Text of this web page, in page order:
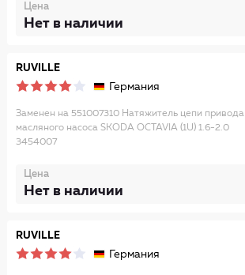
Цена
Нет в наличии
RUVILLE
Германия
Заменен на 551007310 Натяжитель цепи привода
масляного насоса SKODA OCTAVIA (1U) 1.6-2.0
3454007
Цена
Нет в наличии
RUVILLE
Германия